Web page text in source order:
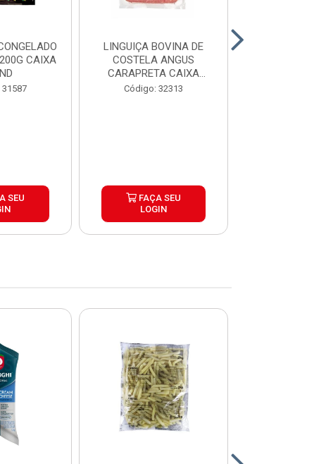
CAIXA
SEU
LINGUIÇA BOVINA DE
COSTELA ANGUS
CARAPRETA CAIXA
24X300G
Código: 32313
FAÇA SEU
LOGIN